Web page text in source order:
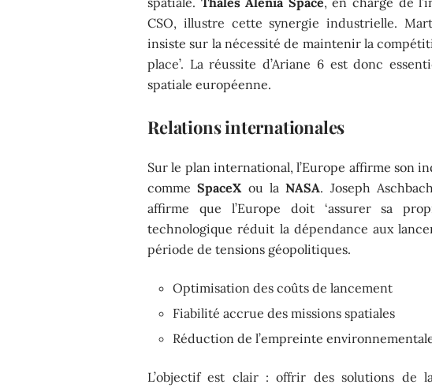
CSO, illustre cette synergie industrielle.
insiste sur la nécessité de maintenir la
place’. La réussite d’Ariane 6 est donc
spatiale européenne.
Relations internationales
Sur le plan international, l’Europe affirme son
commeSpaceX ou laNASA. Joseph
affirme que l’Europe doit ‘assurer sa
technologique réduit la dépendance aux
période de tensions géopolitiques.
Optimisation des coûts de lancement
Fiabilité accrue des missions spatiales
Réduction de l’empreinte
L’objectif est clair : offrir des solutions de